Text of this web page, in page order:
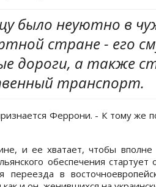
было неуютно в
стране - его
дороги, а также
транспорт.
Феррони. - К тому же
и ее хватает, чтобы вполне
обеспечения стартует
в